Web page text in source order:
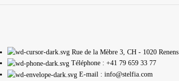
Rue de la Mèbre 3, CH - 1020 Renens
Téléphone : +41 79 659 33 77
E-mail : info@stelfia.com